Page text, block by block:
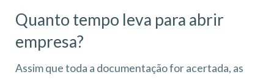
Quanto tempo leva para abrir
empresa?
Assim que toda a documentação for acertada, as